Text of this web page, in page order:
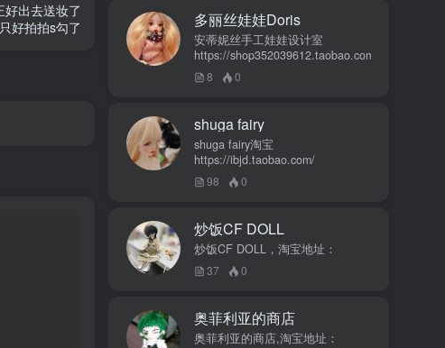
出去送妆了
只好拍拍s勾了
多丽丝娃娃Doris
安蒂妮丝手工娃娃设计室
https://shop352039612.taobao.com
8 0
shuga fairy
shuga fairy淘宝
https://ibjd.taobao.com/
98 0
炒饭CF DOLL
炒饭CF DOLL，淘宝地址：
37 0
奥菲利亚的商店
奥菲利亚的商店,淘宝地址：